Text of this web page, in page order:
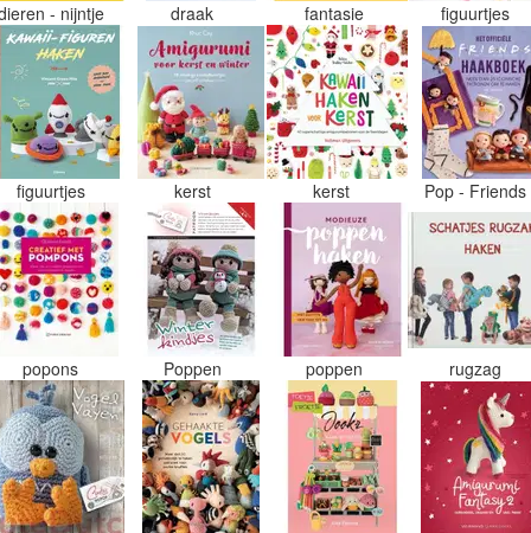
- nijntje draak fantasie figuurtjes
figuurtjes kerst kerst Pop - Friends
popons Poppen poppen rugzag